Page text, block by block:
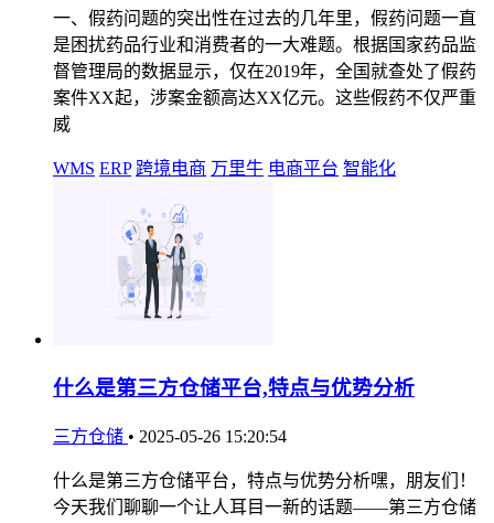
一、假药问题的突出性在过去的几年里，假药问题一直
是困扰药品行业和消费者的一大难题。根据国家药品监
督管理局的数据显示，仅在2019年，全国就查处了假药
案件XX起，涉案金额高达XX亿元。这些假药不仅严重
威
WMS ERP 跨境电商 万里牛 电商平台 智能化
什么是第三方仓储平台,特点与优势分析
三方仓储 • 2025-05-26 15:20:54
什么是第三方仓储平台，特点与优势分析嘿，朋友们！
今天我们聊聊一个让人耳目一新的话题——第三方仓储